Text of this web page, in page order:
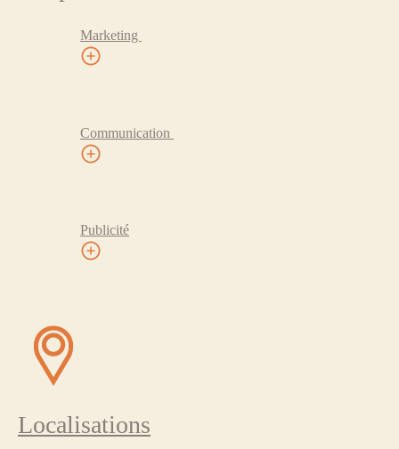
Marketing
Communication
Publicité
Localisations